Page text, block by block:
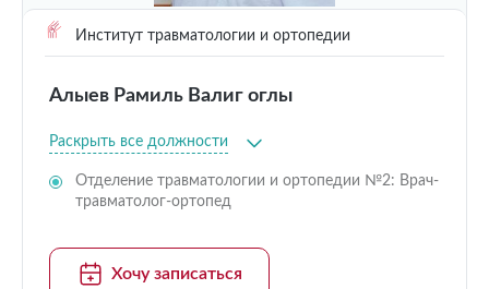
Институт травматологии и ортопедии
Алыев Рамиль Валиг оглы
Раскрыть все должности
Отделение травматологии и ортопедии №2: Врач-
травматолог-ортопед
Хочу записаться